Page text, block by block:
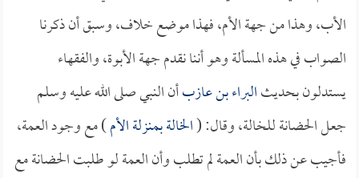
الأب، وهذا من جهة الأم، فهذا موضع خلاف، وسبق أن ذكرنا
الصواب في هذه المسألة وهو أننا نقدم جهة الأبوة، والفقهاء
يستدلون بحديثالبراء بن عازبأن النبي صلى الله عليه وسلم
جعل الحضانة للخالة، وقال: (الخالة بمنزلة الأم) مع وجود العمة،
فأجيب عن ذلك بأن العمة لم تطلب وأن العمة لو طلبت الحضانة مع